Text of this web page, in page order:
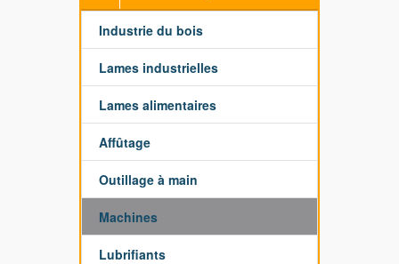
Industrie du bois
Lames industrielles
Lames alimentaires
Affûtage
Outillage à main
Machines
Lubrifiants